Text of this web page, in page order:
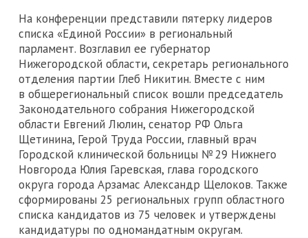
На конференции представили пятерку лидеров
списка «Единой России» в региональный
парламент. Возглавил ее губернатор
Нижегородской области, секретарь регионального
отделения партии Глеб Никитин. Вместе с ним
в общерегиональный список вошли председатель
Законодательного собрания Нижегородской
области Евгений Люлин, сенатор РФ Ольга
Щетинина, Герой Труда России, главный врач
Городской клинической больницы № 29 Нижнего
Новгорода Юлия Гаревская, глава городского
округа города Арзамас Александр Щелоков. Также
сформированы 25 региональных групп областного
списка кандидатов из 75 человек и утверждены
кандидатуры по одномандатным округам.